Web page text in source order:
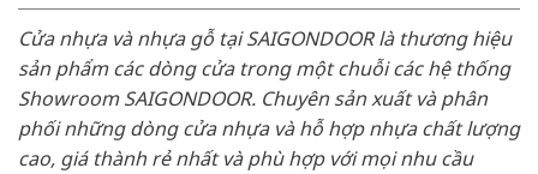
Cửa nhựa và nhựa gỗ tại SAIGONDOOR là thương hiệu
sản phẩm các dòng cửa trong một chuỗi các hệ thống
Showroom SAIGONDOOR. Chuyên sản xuất và phân
phối những dòng cửa nhựa và hỗ hợp nhựa chất lượng
cao, giá thành rẻ nhất và phù hợp với mọi nhu cầu